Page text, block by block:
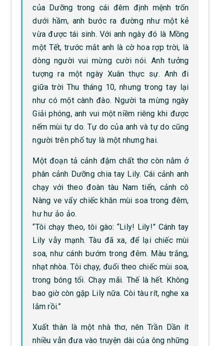
của Dưỡng trong cái đêm định mệnh trốn
dưới hầm, anh bước ra đường như một kẻ
vừa được tái sinh. Với anh ngày đó là Mồng
một Tết, trước mắt anh là cờ hoa rợp trời, là
dòng người vui mừng cười nói. Anh tưởng
tượng ra một ngày Xuân thực sự. Anh đi
giữa trời Thu tháng 10, nhưng trong tay lại
như có một cành đào. Người ta mừng ngày
Giải phóng, anh vui một niềm riêng khi được
nếm mùi tự do. Tự do của anh và tự do cũng
người trên phố tuy là một nhưng hai.
Một đoạn tả cảnh đậm chất thơ còn nằm ở
phân cảnh Dưỡng chia tay Lily. Cái cảnh anh
chạy với theo đoàn tàu Nam tiến, cảnh cô
Nàng ve vẩy chiếc khăn mùi soa trong đêm,
hư hư ảo ảo.
“Tôi chạy theo, tôi gào: “Lily! Lily!” Cánh tay
Lily vẫy mạnh. Tàu đã xa, để lại chiếc mùi
soa, như cánh bướm trong đêm. Màu trắng,
nhạt nhòa. Tôi chạy, đuổi theo chiếc mùi soa,
trong bóng tối. Chạy mãi. Thế là hết. Không
bao giờ còn gặp Lily nữa. Còi tàu rít, nghe xa
lắm rồi.”
Xuất thân là một nhà thơ, nên Trần Dần ít
nhiều vẫn đưa vào truyện dài của ông những